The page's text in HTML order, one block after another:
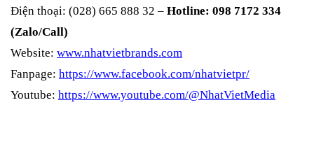
Điện thoại: (028) 665 888 32 – Hotline: 098 7172 334
(Zalo/Call)
Website: www.nhatvietbrands.com
Fanpage: https://www.facebook.com/nhatvietpr/
Youtube: https://www.youtube.com/@NhatVietMedia